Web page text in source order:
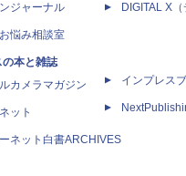
ジャーナル
悩み相談室
の本と雑誌
カメラマガジン
ット
ネット白書ARCHIVES
DIGITAL X
インプレス